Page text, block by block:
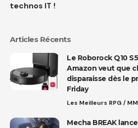
technos IT !
Articles Récents
Le Roborock Q10
Amazon veut que
disparaisse dès le
Friday
Les Meilleurs RPG /
Mecha BREAK